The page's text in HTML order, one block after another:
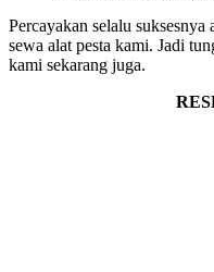
Percayakan selalu suksesnya
sewa alat pesta kami. Jadi
kami sekarang juga.